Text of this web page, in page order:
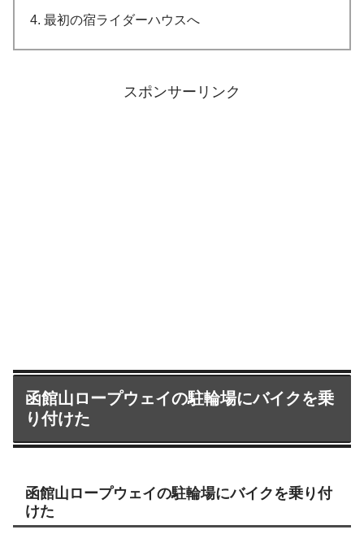
最初の宿ライダーハウスへ
スポンサーリンク
函館山ロープウェイの駐輪場にバイクを乗
り付けた
函館山ロープウェイの駐輪場にバイクを乗り付
けた